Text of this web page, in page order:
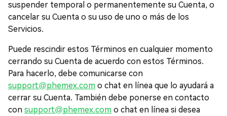
suspender temporal o permanentemente su Cuenta, o
cancelar su Cuenta o su uso de uno o más de los
Servicios.
Puede rescindir estos Términos en cualquier momento
cerrando su Cuenta de acuerdo con estos Términos.
Para hacerlo, debe comunicarse con
support@phemex.com o chat en línea que lo ayudará a
cerrar su Cuenta. También debe ponerse en contacto
con support@phemex.com o chat en línea si desea